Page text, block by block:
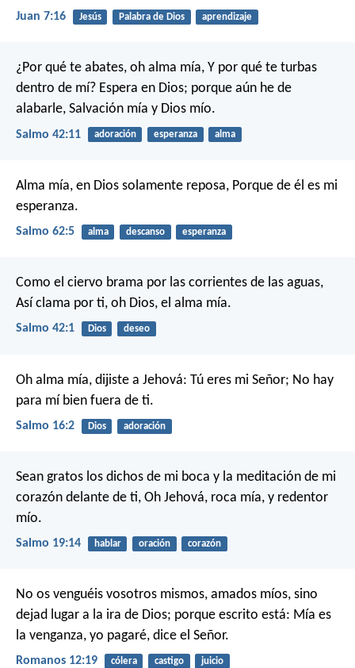
Juan 7:16 Jesús Palabra de Dios aprendizaje
¿Por qué te abates, oh alma mía, Y por qué te turbas
dentro de mí? Espera en Dios; porque aún he de
alabarle, Salvación mía y Dios mío.
Salmo 42:11 adoración esperanza alma
Alma mía, en Dios solamente reposa, Porque de él es mi
esperanza.
Salmo 62:5 alma descanso esperanza
Como el ciervo brama por las corrientes de las aguas,
Así clama por ti, oh Dios, el alma mía.
Salmo 42:1 Dios deseo
Oh alma mía, dijiste a Jehová: Tú eres mi Señor; No hay
para mí bien fuera de ti.
Salmo 16:2 Dios adoración
Sean gratos los dichos de mi boca y la meditación de mi
corazón delante de ti, Oh Jehová, roca mía, y redentor
mío.
Salmo 19:14 hablar oración corazón
No os venguéis vosotros mismos, amados míos, sino
dejad lugar a la ira de Dios; porque escrito está: Mía es
la venganza, yo pagaré, dice el Señor.
Romanos 12:19 cólera castigo juicio